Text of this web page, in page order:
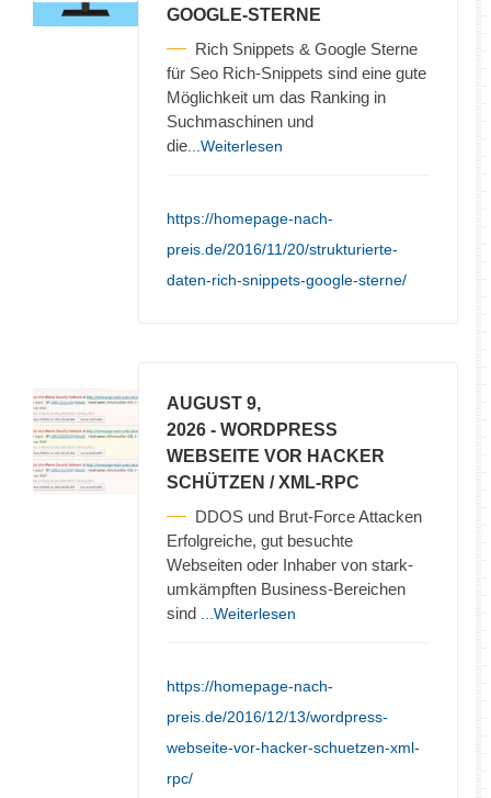
GOOGLE-STERNE
Rich Snippets & Google Sterne
für Seo Rich-Snippets sind eine gute
Möglichkeit um das Ranking in
Suchmaschinen und
die ...Weiterlesen
https://homepage-nach-
preis.de/2016/11/20/strukturierte-
daten-rich-snippets-google-sterne/
AUGUST 9,
2026 - WORDPRESS
WEBSEITE VOR HACKER
SCHÜTZEN / XML-RPC
DDOS und Brut-Force Attacken
Erfolgreiche, gut besuchte
Webseiten oder Inhaber von stark-
umkämpften Business-Bereichen
sind
...Weiterlesen
https://homepage-nach-
preis.de/2016/12/13/wordpress-
webseite-vor-hacker-schuetzen-xml-
rpc/